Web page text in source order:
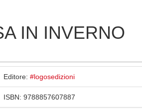
IN INVERNO
Editore: #logosedizioni
ISBN: 9788857607887